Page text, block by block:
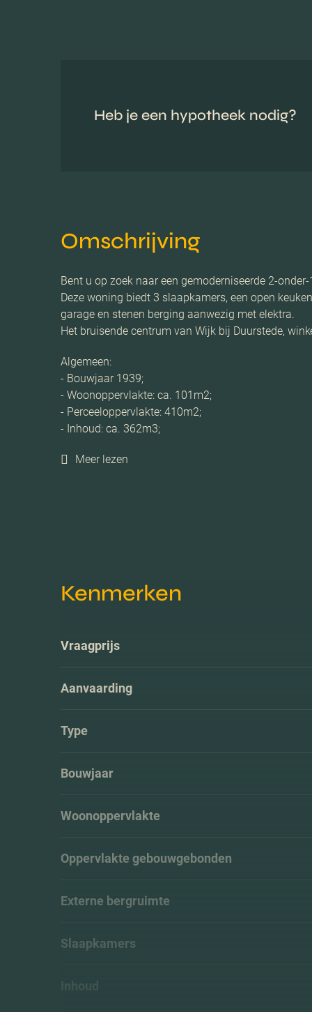
Heb je een hypotheek nodig?
Omschrijving
Bent u op zoek naar een gemoderniseerde 2-
Deze woning biedt 3 slaapkamers, een open
garage en stenen berging aanwezig met elektra.
Het bruisende centrum van Wijk bij Duurstede,
Algemeen:
- Bouwjaar 1939;
- Woonoppervlakte: ca. 101m2;
- Perceeloppervlakte: 410m2;
- Inhoud: ca. 362m3;
Meer lezen
Kenmerken
Vraagprijs
Aanvaarding
Type
Bouwjaar
Woonoppervlakte
Oppervlakte gebouwgebonden
Externe bergruimte
Slaapkamers